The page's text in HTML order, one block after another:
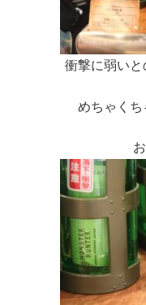
衝撃に弱い
めちゃく